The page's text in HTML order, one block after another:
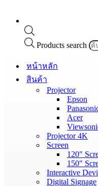
Products search
หน้าหลัก
สินค้า
Projector
Epson
Acer
Projector 4K
Screen
120″
150″
Interactive
Digital Signage